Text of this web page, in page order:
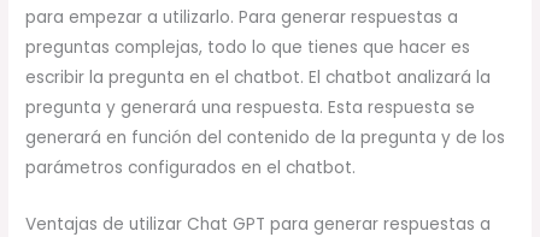
para empezar a utilizarlo. Para generar respuestas a
preguntas complejas, todo lo que tienes que hacer es
escribir la pregunta en el chatbot. El chatbot analizará la
pregunta y generará una respuesta. Esta respuesta se
generará en función del contenido de la pregunta y de los
parámetros configurados en el chatbot.
Ventajas de utilizar Chat GPT para generar respuestas a